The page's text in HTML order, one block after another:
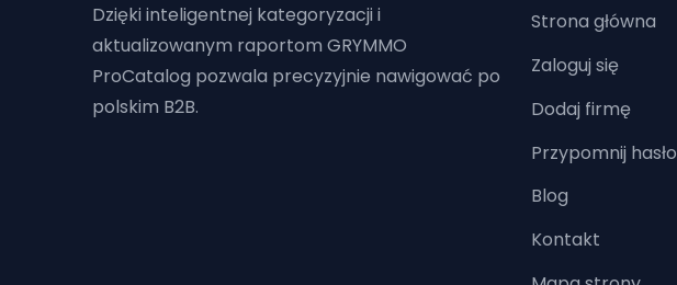
Dzięki inteligentnej kategoryzacji i
aktualizowanym raportom GRYMMO
ProCatalog pozwala precyzyjnie nawigować po
polskim B2B.
Strona główna
Zaloguj się
Dodaj firmę
Przypomnij hasło
Blog
Kontakt